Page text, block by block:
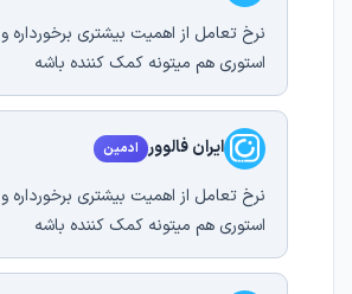
نرخ تعامل از اهمیت بیشتری برخورداره
استوری هم میتونه کمک کننده باشه
ایران فالوور ادمین
نرخ تعامل از اهمیت بیشتری برخورداره
استوری هم میتونه کمک کننده باشه